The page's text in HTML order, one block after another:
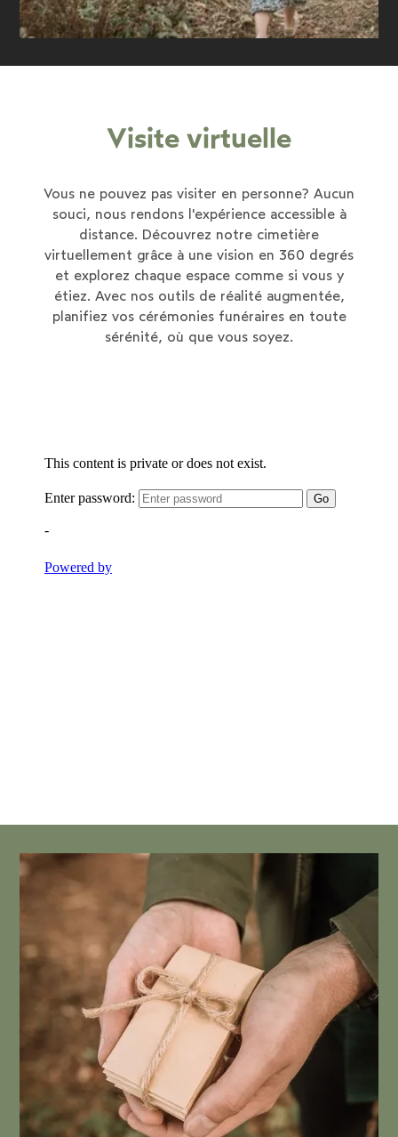
Visite virtuelle
Vous ne pouvez pas visiter en personne? Aucun
souci, nous rendons l'expérience accessible à
distance. Découvrez notre cimetière
virtuellement grâce à une vision en 360 degrés
et explorez chaque espace comme si vous y
étiez. Avec nos outils de réalité augmentée,
planifiez vos cérémonies funéraires en toute
sérénité, où que vous soyez.